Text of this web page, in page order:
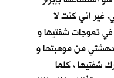
غير اني كنت لا
في تموجات شفتيها و
دهشتي من موهبتها و
شفتيها ، كلما